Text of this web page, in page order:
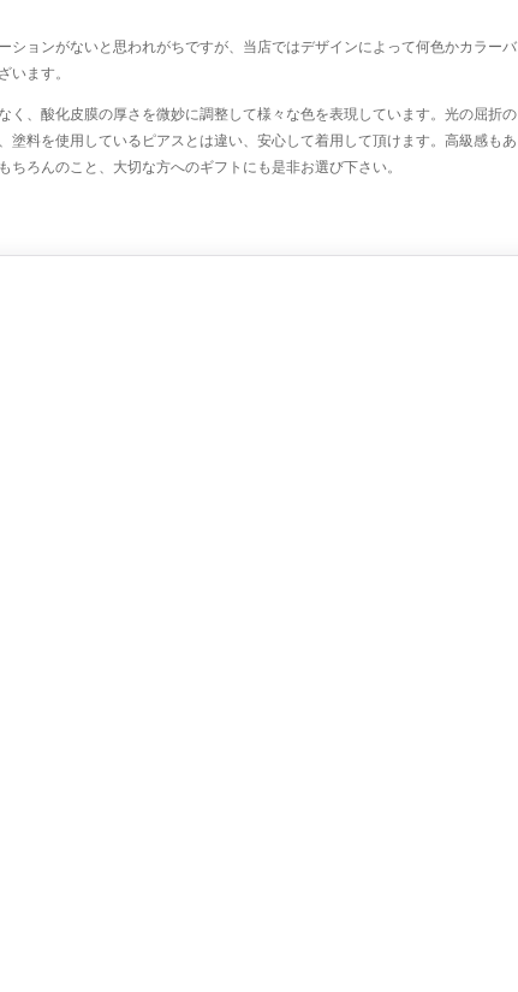
ションがないと思われがちですが、当店ではデザインによって何色かカラーバ
います。
く、酸化皮膜の厚さを微妙に調整して様々な色を表現しています。光の屈折の
塗料を使用しているピアスとは違い、安心して着用して頂けます。高級感もあ
ちろんのこと、大切な方へのギフトにも是非お選び下さい。